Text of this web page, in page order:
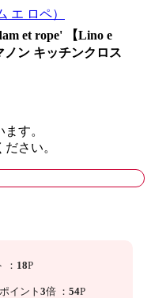
エ ロペ）
et rope' 【Lino e
ン キッチンクロス
す。
さい。
： 18P
ポイント 3倍 ： 54P